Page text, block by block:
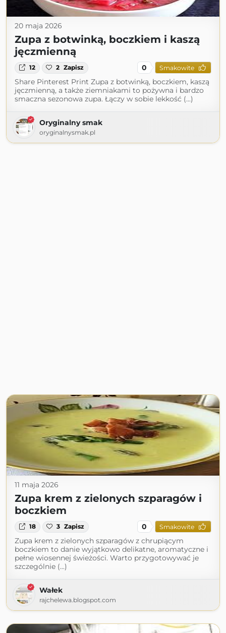
20 maja 2026
Zupa z botwinką, boczkiem i kaszą
jęczmienną
12 2 Zapisz 0 Smakowite
Share Pinterest Print Zupa z botwinką, boczkiem, kaszą
jęczmienną, a także ziemniakami to pożywna i bardzo
smaczna sezonowa zupa. Łączy w sobie lekkość (...)
Oryginalny smak
oryginalnysmak.pl
11 maja 2026
Zupa krem z zielonych szparagów i
boczkiem
18 3 Zapisz 0 Smakowite
Zupa krem z zielonych szparagów z chrupiącym
boczkiem to danie wyjątkowo delikatne, aromatyczne i
pełne wiosennej świeżości. Warto przygotowywać je
szczególnie (...)
Wałek
rajchelewa.blogspot.com